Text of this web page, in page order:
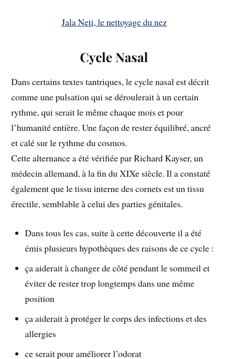
Jala Neti, le nettoyage du nez
Cycle Nasal
Dans certains textes tantriques, le cycle nasal est décrit
comme une pulsation qui se déroulerait à un certain
rythme, qui serait le même chaque mois et pour
l’humanité entière. Une façon de rester équilibré, ancré
et calé sur le rythme du cosmos.
Cette alternance a été vérifiée par Richard Kayser, un
médecin allemand, à la fin du XIXe siècle. Il a constaté
également que le tissu interne des cornets est un tissu
érectile, semblable à celui des parties génitales.
Dans tous les cas, suite à cette découverte il a été
émis plusieurs hypothèques des raisons de ce cycle :
ça aiderait à changer de côté pendant le sommeil et
éviter de rester trop longtemps dans une même
position
ça aiderait à protéger le corps des infections et des
allergies
ce serait pour améliorer l’odorat